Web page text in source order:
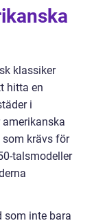
klassiker
hitta en
i
som krävs för
talsmodeller
som inte bara